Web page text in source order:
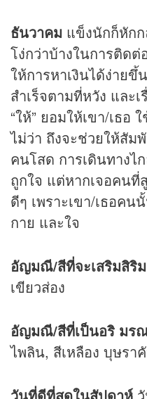
ธันวาคม แข็งนักก็หักก
โง่กว่าบ้างในการติด
ให้การหาเงินได้ง่าย
สำเร็จตามที่หวัง และ
“ให้” ยอมให้เขา/เธอ
ไม่ว่า ถึงจะช่วยให้สัม
คนโสด การเดินทางไ
ถูกใจ แต่หากเจอคนที่
ดีๆ เพราะเขา/เธอค
กาย และใจ
อัญมณี/สีที่จะเสริมสิริ
เขียวส่อง
อัญมณี/สีที่เป็นอริ มร
ไพลิน, สีเหลือง บุษรา